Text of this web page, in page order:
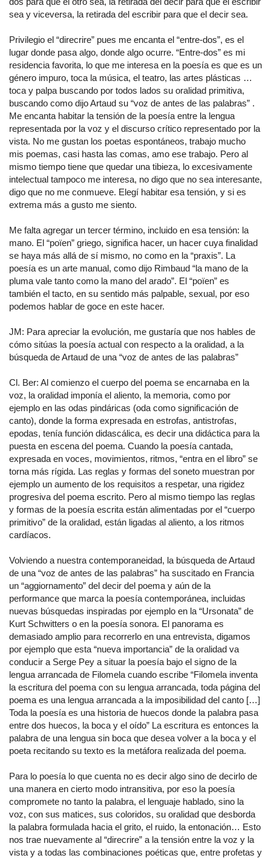
sea y viceversa, la retirada del escribir para que el decir sea.
Privilegio el “direcrire” pues me encanta el “entre-dos”, es el
lugar donde pasa algo, donde algo ocurre. “Entre-dos” es mi
residencia favorita, lo que me interesa en la poesía es que es un
género impuro, toca la música, el teatro, las artes plásticas …
toca y palpa buscando por todos lados su oralidad primitiva,
buscando como dijo Artaud su “voz de antes de las palabras” .
Me encanta habitar la tensión de la poesía entre la lengua
representada por la voz y el discurso crítico representado por la
vista. No me gustan los poetas espontáneos, trabajo mucho
mis poemas, casi hasta las comas, amo ese trabajo. Pero al
mismo tiempo tiene que quedar una tibieza, lo excesivamente
intelectual tampoco me interesa, no digo que no sea interesante,
digo que no me conmueve. Elegí habitar esa tensión, y si es
extrema más a gusto me siento.
Me falta agregar un tercer término, incluido en esa tensión: la
mano. El “poïen” griego, significa hacer, un hacer cuya finalidad
se haya más allá de sí mismo, no como en la “praxis”. La
poesía es un arte manual, como dijo Rimbaud “la mano de la
pluma vale tanto como la mano del arado”. El “poïen” es
también el tacto, en su sentido más palpable, sexual, por eso
podemos hablar de goce en este hacer.
JM: Para apreciar la evolución, me gustaría que nos hables de
cómo sitúas la poesía actual con respecto a la oralidad, a la
búsqueda de Artaud de una “voz de antes de las palabras”
Cl. Ber: Al comienzo el cuerpo del poema se encarnaba en la
voz, la oralidad imponía el aliento, la memoria, como por
ejemplo en las odas pindáricas (oda como significación de
canto), donde la forma expresada en estrofas, antistrofas,
epodas, tenía función didascálica, es decir una didáctica para la
puesta en escena del poema. Cuando la poesía cantada,
expresada en voces, movimientos, ritmos, “entra en el libro” se
torna más rígida. Las reglas y formas del soneto muestran por
ejemplo un aumento de los requisitos a respetar, una rigidez
progresiva del poema escrito. Pero al mismo tiempo las reglas
y formas de la poesía escrita están alimentadas por el “cuerpo
primitivo” de la oralidad, están ligadas al aliento, a los ritmos
cardíacos.
Volviendo a nuestra contemporaneidad, la búsqueda de Artaud
de una “voz de antes de las palabras” ha suscitado en Francia
un “aggiornamento” del decir del poema y aún de la
performance que marca la poesía contemporánea, incluidas
nuevas búsquedas inspiradas por ejemplo en la “Ursonata” de
Kurt Schwitters o en la poesía sonora. El panorama es
demasiado amplio para recorrerlo en una entrevista, digamos
por ejemplo que esta “nueva importancia” de la oralidad va
conducir a Serge Pey a situar la poesía bajo el signo de la
lengua arrancada de Filomela cuando escribe “Filomela inventa
la escritura del poema con su lengua arrancada, toda página del
poema es una lengua arrancada a la imposibilidad del canto […]
Toda la poesía es una historia de huecos donde la palabra pasa
entre dos huecos, la boca y el oído” La escritura es entonces la
palabra de una lengua sin boca que desea volver a la boca y el
poeta recitando su texto es la metáfora realizada del poema.
Para lo poesía lo que cuenta no es decir algo sino de decirlo de
una manera en cierto modo intransitiva, por eso la poesía
compromete no tanto la palabra, el lenguaje hablado, sino la
voz, con sus matices, sus coloridos, su oralidad que desborda
la palabra formulada hacia el grito, el ruido, la entonación… Esto
nos trae nuevamente al “direcrire” a la tensión entre la voz y la
vista y a todas las combinaciones poéticas que, entre profetas y